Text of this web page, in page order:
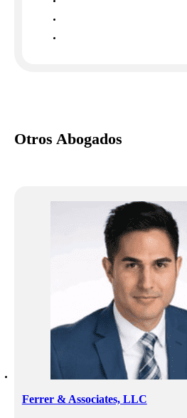
Otros Abogados
Ferrer & Associates, LLC